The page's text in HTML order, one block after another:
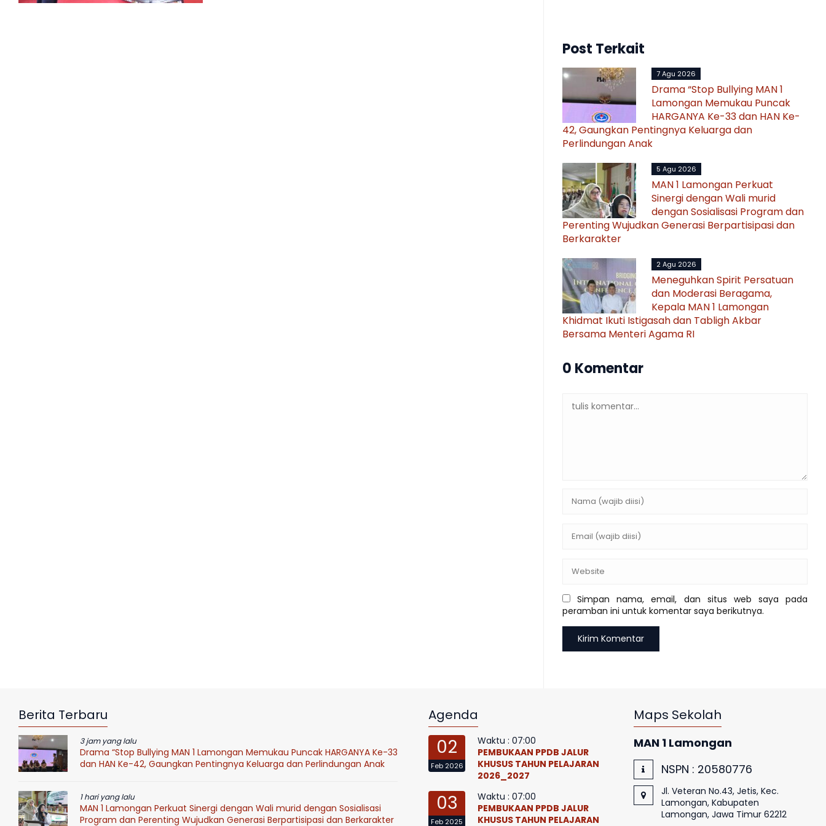
Post Terkait
7 Agu 2026
Drama “Stop Bullying MAN 1
Lamongan Memukau Puncak
HARGANYA Ke-33 dan HAN Ke-
42, Gaungkan Pentingnya Keluarga dan
Perlindungan Anak
5 Agu 2026
MAN 1 Lamongan Perkuat
Sinergi dengan Wali murid
dengan Sosialisasi Program dan
Perenting Wujudkan Generasi Berpartisipasi dan
Berkarakter
2 Agu 2026
Meneguhkan Spirit Persatuan
dan Moderasi Beragama,
Kepala MAN 1 Lamongan
Khidmat Ikuti Istigasah dan Tabligh Akbar
Bersama Menteri Agama RI
0 Komentar
Simpan nama, email, dan situs web saya pada
peramban ini untuk komentar saya berikutnya.
Berita Terbaru
3 jam yang lalu
Drama “Stop Bullying MAN 1 Lamongan Memukau Puncak HARGANYA Ke-33
dan HAN Ke-42, Gaungkan Pentingnya Keluarga dan Perlindungan Anak
1 hari yang lalu
MAN 1 Lamongan Perkuat Sinergi dengan Wali murid dengan Sosialisasi
Program dan Perenting Wujudkan Generasi Berpartisipasi dan Berkarakter
Agenda
02
Feb 2026
Waktu : 07:00
PEMBUKAAN PPDB JALUR
KHUSUS TAHUN PELAJARAN
2026_2027
03
Feb 2025
Waktu : 07:00
PEMBUKAAN PPDB JALUR
KHUSUS TAHUN PELAJARAN
Maps Sekolah
MAN 1 Lamongan
NSPN : 20580776
Jl. Veteran No.43, Jetis, Kec.
Lamongan, Kabupaten
Lamongan, Jawa Timur 62212